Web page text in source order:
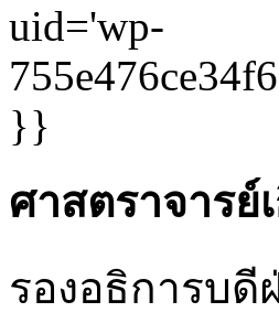
ศาสตราจาร
รองอธิการบดี